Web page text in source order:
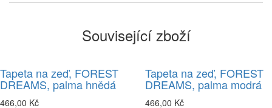
Související zboží
Tapeta na zeď, FOREST
DREAMS, palma hnědá
466,00 Kč
Tapeta na zeď, FOREST
DREAMS, palma modrá
466,00 Kč